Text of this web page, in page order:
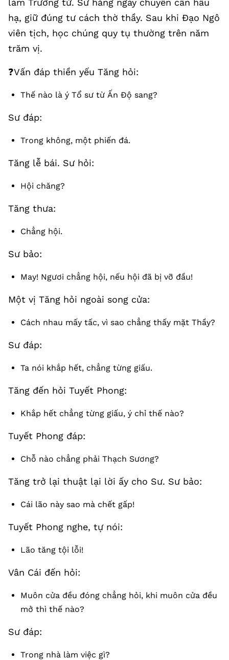
làm Trưởng tử. Sư hằng ngày chuyên cần hầu
hạ, giữ đúng tư cách thờ thầy. Sau khi Đạo Ngô
viên tịch, học chúng quy tụ thường trên năm
trăm vị.
❓Vấn đáp thiền yếu Tăng hỏi:
Thế nào là ý Tổ sư từ Ấn Độ sang?
Sư đáp:
Trong không, một phiến đá.
Tăng lễ bái. Sư hỏi:
Hội chăng?
Tăng thưa:
Chẳng hội.
Sư bảo:
May! Ngươi chẳng hội, nếu hội đã bị vỡ đầu!
Một vị Tăng hỏi ngoài song cửa:
Cách nhau mấy tấc, vì sao chẳng thấy mặt Thầy?
Sư đáp:
Ta nói khắp hết, chẳng từng giấu.
Tăng đến hỏi Tuyết Phong:
Khắp hết chẳng từng giấu, ý chỉ thế nào?
Tuyết Phong đáp:
Chỗ nào chẳng phải Thạch Sương?
Tăng trở lại thuật lại lời ấy cho Sư. Sư bảo:
Cái lão này sao mà chết gấp!
Tuyết Phong nghe, tự nói:
Lão tăng tội lỗi!
Vân Cái đến hỏi:
Muôn cửa đều đóng chẳng hỏi, khi muôn cửa đều
mở thì thế nào?
Sư đáp:
Trong nhà làm việc gì?